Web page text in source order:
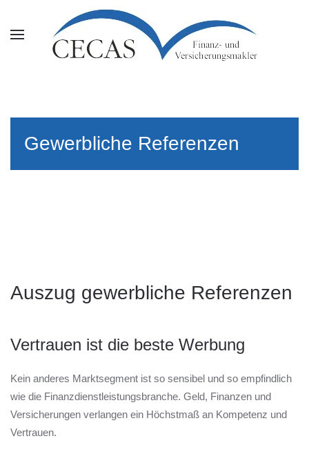
Gewerbliche Referenzen
Auszug gewerbliche Referenzen
Vertrauen ist die beste Werbung
Kein anderes Marktsegment ist so sensibel und so empfindlich
wie die Finanzdienstleistungsbranche. Geld, Finanzen und
Versicherungen verlangen ein Höchstmaß an Kompetenz und
Vertrauen.